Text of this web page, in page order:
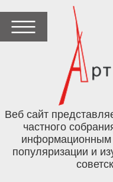
Веб сайт
частного
информационным
популяризации и